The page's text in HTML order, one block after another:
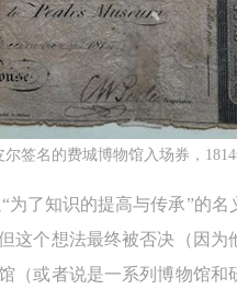
签名的费城博物馆入场券，
了知识的提高与传承”的
个想法最终被否决（因为
或者说是一系列博物馆和
团结友爱、互相帮助和助人为乐
全民事行为能力的人，18周岁以
。
任自负。鼓励参加者自行购买人
任何非事故当事人及美术馆将不
义务。参加活动的成员应当积极
团结友爱、互相帮助和助人为乐
全民事行为能力的人，18周岁以
。
任自负。鼓励参加者自行购买人
任何非事故当事人及美术馆将不
义务。参加活动的成员应当积极
团结友爱、互相帮助和助人为乐
全民事行为能力的人，18周岁以
。
任自负。鼓励参加者自行购买人
任何非事故当事人及美术馆将不
义务。参加活动的成员应当积极